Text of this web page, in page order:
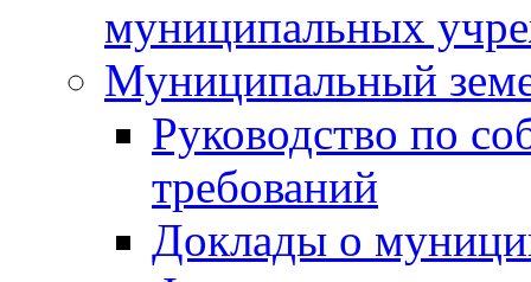
муниципальных
Муниципальный
Руководство по
требований
Доклады о